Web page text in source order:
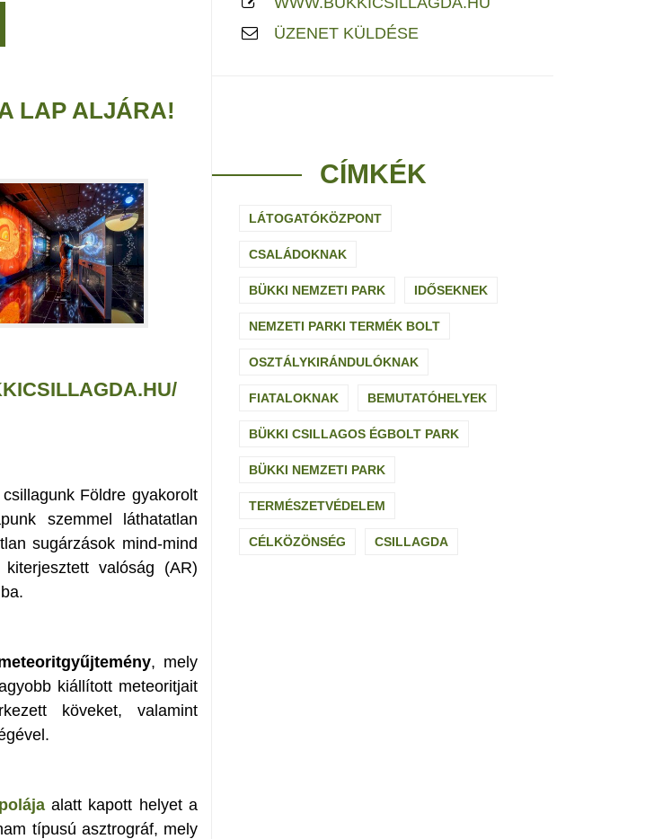
LAP ALJÁRA!
Földre gyakorolt
szemmel láthatatlan
sugárzások mind-mind
valóság (AR)
, mely
kiállított meteoritjait
köveket, valamint
alatt kapott helyet a
típusú asztrográf, mely
ÜZENET KÜLDÉSE
CÍMKÉK
LÁTOGATÓKÖZPONT
CSALÁDOKNAK
BÜKKI NEMZETI PARK IDŐSEKNEK
NEMZETI PARKI TERMÉK BOLT
OSZTÁLYKIRÁNDULÓKNAK
FIATALOKNAK BEMUTATÓHELYEK
BÜKKI CSILLAGOS ÉGBOLT PARK
BÜKKI NEMZETI PARK
TERMÉSZETVÉDELEM
CÉLKÖZÖNSÉG CSILLAGDA